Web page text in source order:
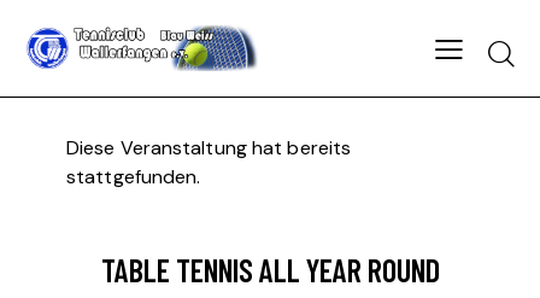
Diese Veranstaltung hat bereits
stattgefunden.
TABLE TENNIS ALL YEAR ROUND